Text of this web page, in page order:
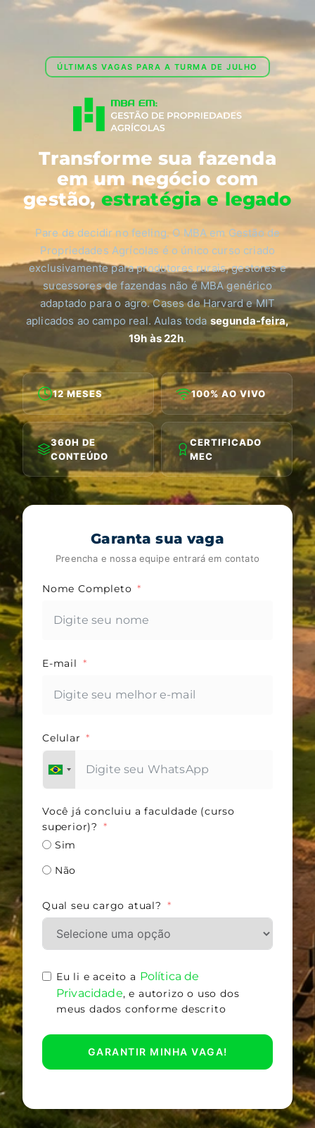
ÚLTIMAS VAGAS PARA A TURMA DE JULHO
Transforme sua fazenda
em um negócio com
gestão,estratégia e legado
Pare de decidir no feeling. O MBA em Gestão de
Propriedades Agrícolas é o único curso criado
exclusivamente para produtores rurais, gestores e
sucessores de fazendas não é MBA genérico
adaptado para o agro. Cases de Harvard e MIT
aplicados ao campo real. Aulas toda segunda-feira,
19h às 22h.
12 MESES 100% AO VIVO
360H DE
CONTEÚDO
CERTIFICADO
MEC
Garanta sua vaga
Preencha e nossa equipe entrará em contato
Nome Completo
E-mail
Celular
Você já concluiu a faculdade (curso
superior)?
Sim
Não
Qual seu cargo atual?
Eu li e aceito a Política de
Privacidade, e autorizo o uso dos
meus dados conforme descrito
GARANTIR MINHA VAGA!